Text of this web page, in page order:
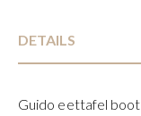
DETAILS
Guido eettafel